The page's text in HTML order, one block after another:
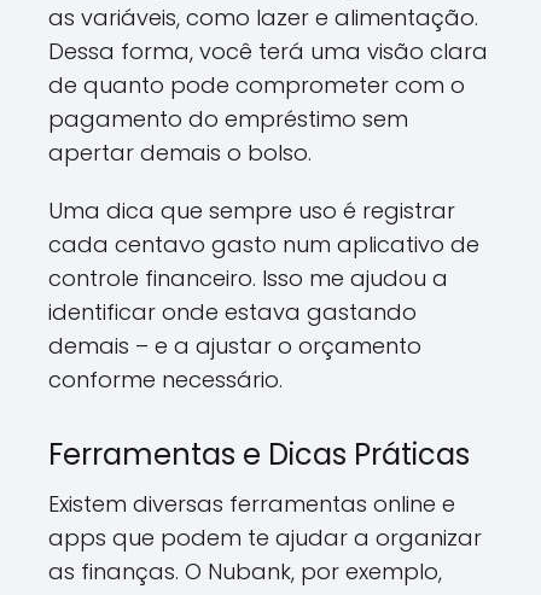
as variáveis, como lazer e alimentação.
Dessa forma, você terá uma visão clara
de quanto pode comprometer com o
pagamento do empréstimo sem
apertar demais o bolso.
Uma dica que sempre uso é registrar
cada centavo gasto num aplicativo de
controle financeiro. Isso me ajudou a
identificar onde estava gastando
demais – e a ajustar o orçamento
conforme necessário.
Ferramentas e Dicas Práticas
Existem diversas ferramentas online e
apps que podem te ajudar a organizar
as finanças. O Nubank, por exemplo,